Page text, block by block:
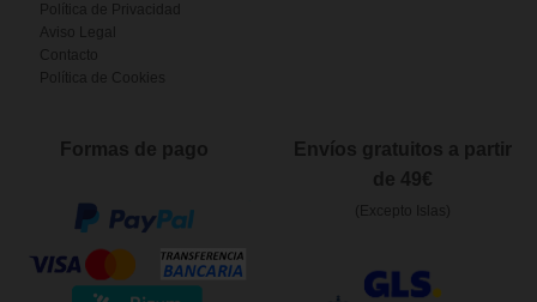
Política de Privacidad
Aviso Legal
Contacto
Política de Cookies
Formas de pago
Envíos gratuitos a partir
de 49€
(Excepto Islas)